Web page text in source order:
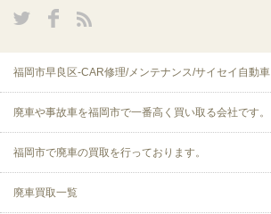
福岡市早良区-CAR修理/メンテナンス/サイセイ自動車
廃車や事故車を福岡市で一番高く買い取る会社です。
福岡市で廃車の買取を行っております。
廃車買取一覧